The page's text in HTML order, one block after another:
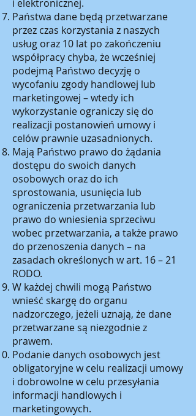
i elektronicznej.
Państwa dane będą przetwarzane
przez czas korzystania z naszych
usług oraz 10 lat po zakończeniu
współpracy chyba, że wcześniej
podejmą Państwo decyzję o
wycofaniu zgody handlowej lub
marketingowej – wtedy ich
wykorzystanie ograniczy się do
realizacji postanowień umowy i
celów prawnie uzasadnionych.
Mają Państwo prawo do żądania
dostępu do swoich danych
osobowych oraz do ich
sprostowania, usunięcia lub
ograniczenia przetwarzania lub
prawo do wniesienia sprzeciwu
wobec przetwarzania, a także prawo
do przenoszenia danych – na
zasadach określonych w art. 16 – 21
RODO.
W każdej chwili mogą Państwo
wnieść skargę do organu
nadzorczego, jeżeli uznają, że dane
przetwarzane są niezgodnie z
prawem.
Podanie danych osobowych jest
obligatoryjne w celu realizacji umowy
i dobrowolne w celu przesyłania
informacji handlowych i
marketingowych.